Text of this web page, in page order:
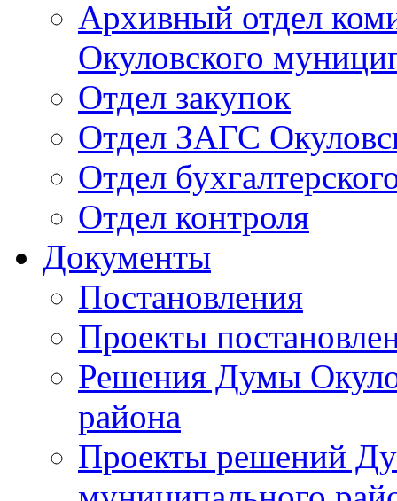
Архивный отдел
Окуловского
Отдел закупок
Отдел ЗАГС
Отдел
Отдел контроля
Документы
Постановления
Проекты
Решения Думы
района
Проекты решений